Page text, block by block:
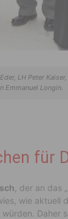
LH Peter
Emmanuel Longin.
für
, der an das
wie aktuell
Daher